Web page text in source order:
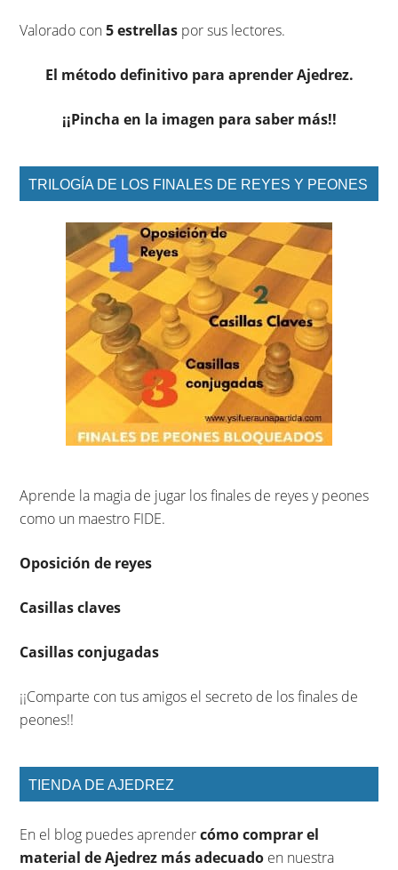
Valorado con5 estrellas por sus lectores.
El método definitivo para aprender Ajedrez.
¡¡Pincha en la imagen para saber más!!
TRILOGÍA DE LOS FINALES DE REYES Y PEONES
Aprende la magia de jugar los finales de reyes y peones
como un maestro FIDE.
Oposición de reyes
Casillas claves
Casillas conjugadas
¡¡Comparte con tus amigos el secreto de los finales de
peones!!
TIENDA DE AJEDREZ
En el blog puedes aprendercómo comprar el
material de Ajedrez más adecuado en nuestra